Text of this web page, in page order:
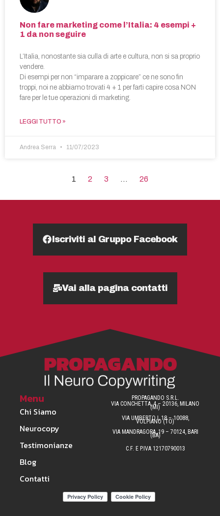
Non fare marketing come l’Italia: 4 esempi +
1 da non seguire
L’Italia, nonostante sia culla di arte e cultura, non si sa proprio
vendere.
Di esempi per non “imparare a zoppicare” ce ne sono fin
troppi, noi ne abbiamo trovati 4 + 1 per farti capire cosa NON
fare per le tue operazioni di marketing.
LEGGI TUTTO »
Andrea Serra 11/07/2023
1 2 3 … 26
Iscriviti al Gruppo Facebook
Vai alla pagina contatti
Menu
Chi Siamo
Neurocopy
Testimonianze
Blog
Contatti
PROPAGANDO S.R.L.
VIA CONCHETTA, 4 – 20136, MILANO
(MI)
VIA UMBERTO I, 18 – 10088,
VOLPIANO (TO)
VIA MANDRAGORA, 19 – 70124, BARI
(BA)
C.F. E P.IVA 12170790013